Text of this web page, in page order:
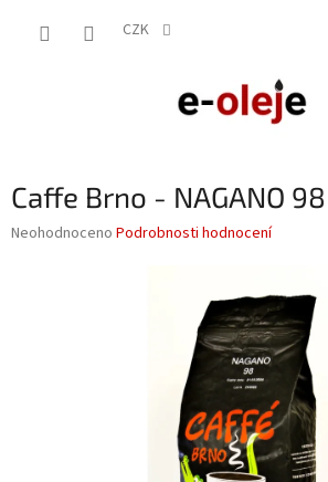
CZK
Caffe Brno - NAGANO 98
Průměrné
Neohodnoceno Podrobnosti hodnocení